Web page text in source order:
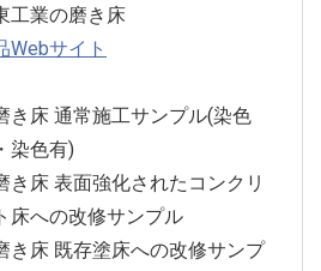
工業の磨き床
Webサイト
き床 通常施工サンプル(染色
染色有)
き床 表面強化されたコンクリ
床への改修サンプル
き床 既存塗床への改修サンプ